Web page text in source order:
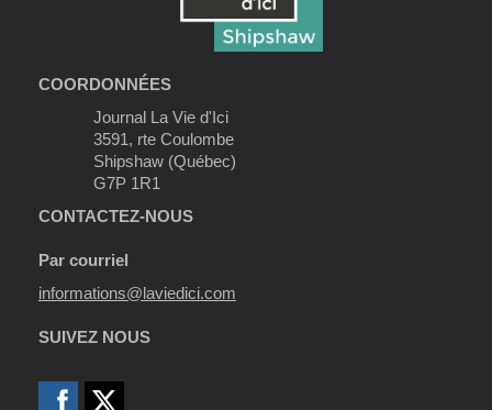
COORDONNÉES
Journal La Vie d'Ici
3591, rte Coulombe
Shipshaw (Québec)
G7P 1R1
CONTACTEZ-NOUS
Par courriel
informations@laviedici.com
SUIVEZ NOUS